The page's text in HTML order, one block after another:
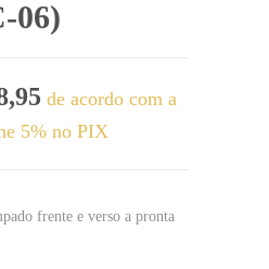
06)
de acordo com a
5% no PIX
frente e verso a pronta